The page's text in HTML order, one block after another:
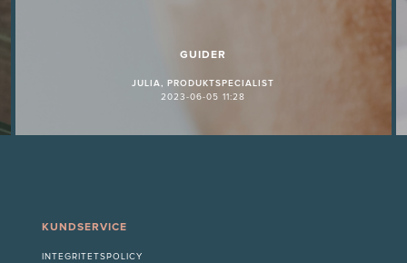
GUIDER
JULIA, PRODUKTSPECIALIST
2023-06-05 11:28
KUNDSERVICE
INTEGRITETSPOLICY